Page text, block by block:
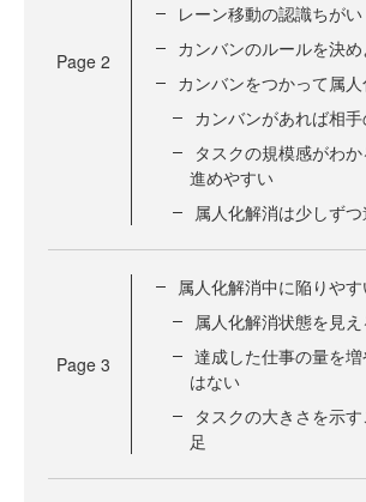
Page 2
レーン移動の認識ちがい
カンバンのルールを決め
カンバンをつかって属
カンバンがあれば相
タスクの規模感がわ
進めやすい
属人化解消は少しずつ
Page 3
属人化解消中に陥りや
属人化解消状態を見
達成した仕事の量を
はない
タスクの大きさを示
足